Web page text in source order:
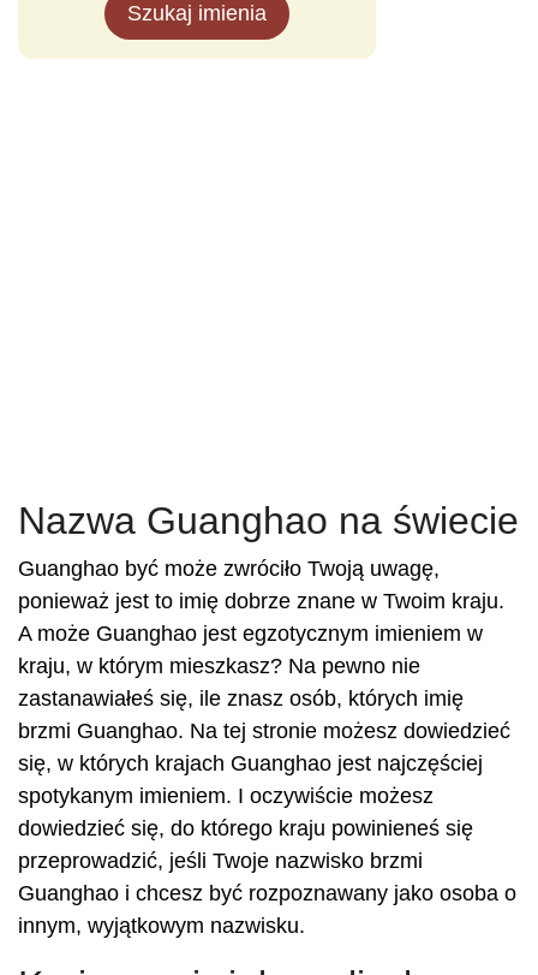
Szukaj imienia
Nazwa Guanghao na świecie
Guanghao być może zwróciło Twoją uwagę,
ponieważ jest to imię dobrze znane w Twoim kraju.
A może Guanghao jest egzotycznym imieniem w
kraju, w którym mieszkasz? Na pewno nie
zastanawiałeś się, ile znasz osób, których imię
brzmi Guanghao. Na tej stronie możesz dowiedzieć
się, w których krajach Guanghao jest najczęściej
spotykanym imieniem. I oczywiście możesz
dowiedzieć się, do którego kraju powinieneś się
przeprowadzić, jeśli Twoje nazwisko brzmi
Guanghao i chcesz być rozpoznawany jako osoba o
innym, wyjątkowym nazwisku.